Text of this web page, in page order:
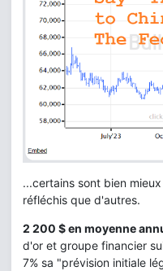
...certains sont bien
réfléchis que d'autres.
2 200 $ en moyenne
d'or et groupe financier
7% sa "prévision initiale